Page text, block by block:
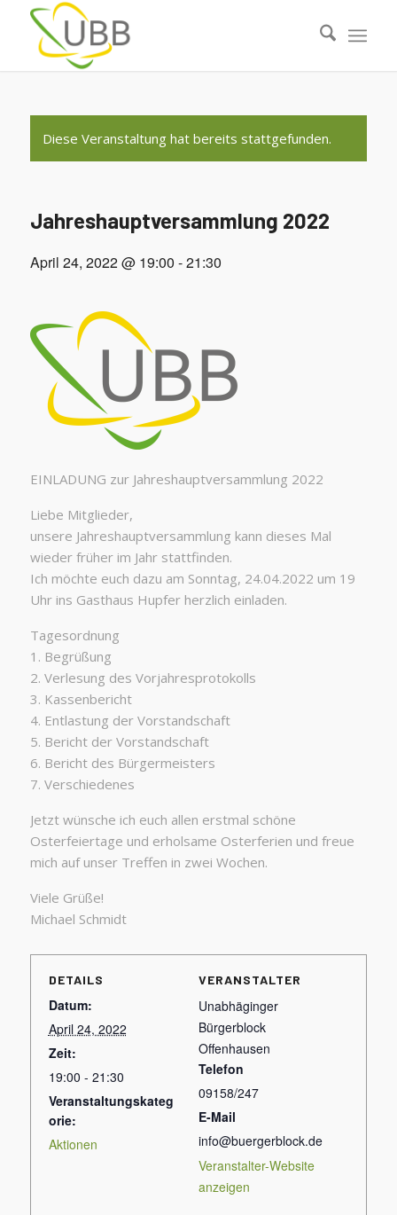
Diese Veranstaltung hat bereits stattgefunden.
Jahreshauptversammlung 2022
April 24, 2022 @ 19:00 -21:30
EINLADUNG zur Jahreshauptversammlung 2022
Liebe Mitglieder,
unsere Jahreshauptversammlung kann dieses Mal
wieder früher im Jahr stattfinden.
Ich möchte euch dazu am Sonntag, 24.04.2022 um 19
Uhr ins Gasthaus Hupfer herzlich einladen.
Tagesordnung
1. Begrüßung
2. Verlesung des Vorjahresprotokolls
3. Kassenbericht
4. Entlastung der Vorstandschaft
5. Bericht der Vorstandschaft
6. Bericht des Bürgermeisters
7. Verschiedenes
Jetzt wünsche ich euch allen erstmal schöne
Osterfeiertage und erholsame Osterferien und freue
mich auf unser Treffen in zwei Wochen.
Viele Grüße!
Michael Schmidt
DETAILS
Datum:
April 24, 2022
Zeit:
19:00 - 21:30
Veranstaltungskateg
orie:
Aktionen
VERANSTALTER
Unabhäginger
Bürgerblock
Offenhausen
Telefon
09158/247
E-Mail
info@buergerblock.de
Veranstalter-Website
anzeigen